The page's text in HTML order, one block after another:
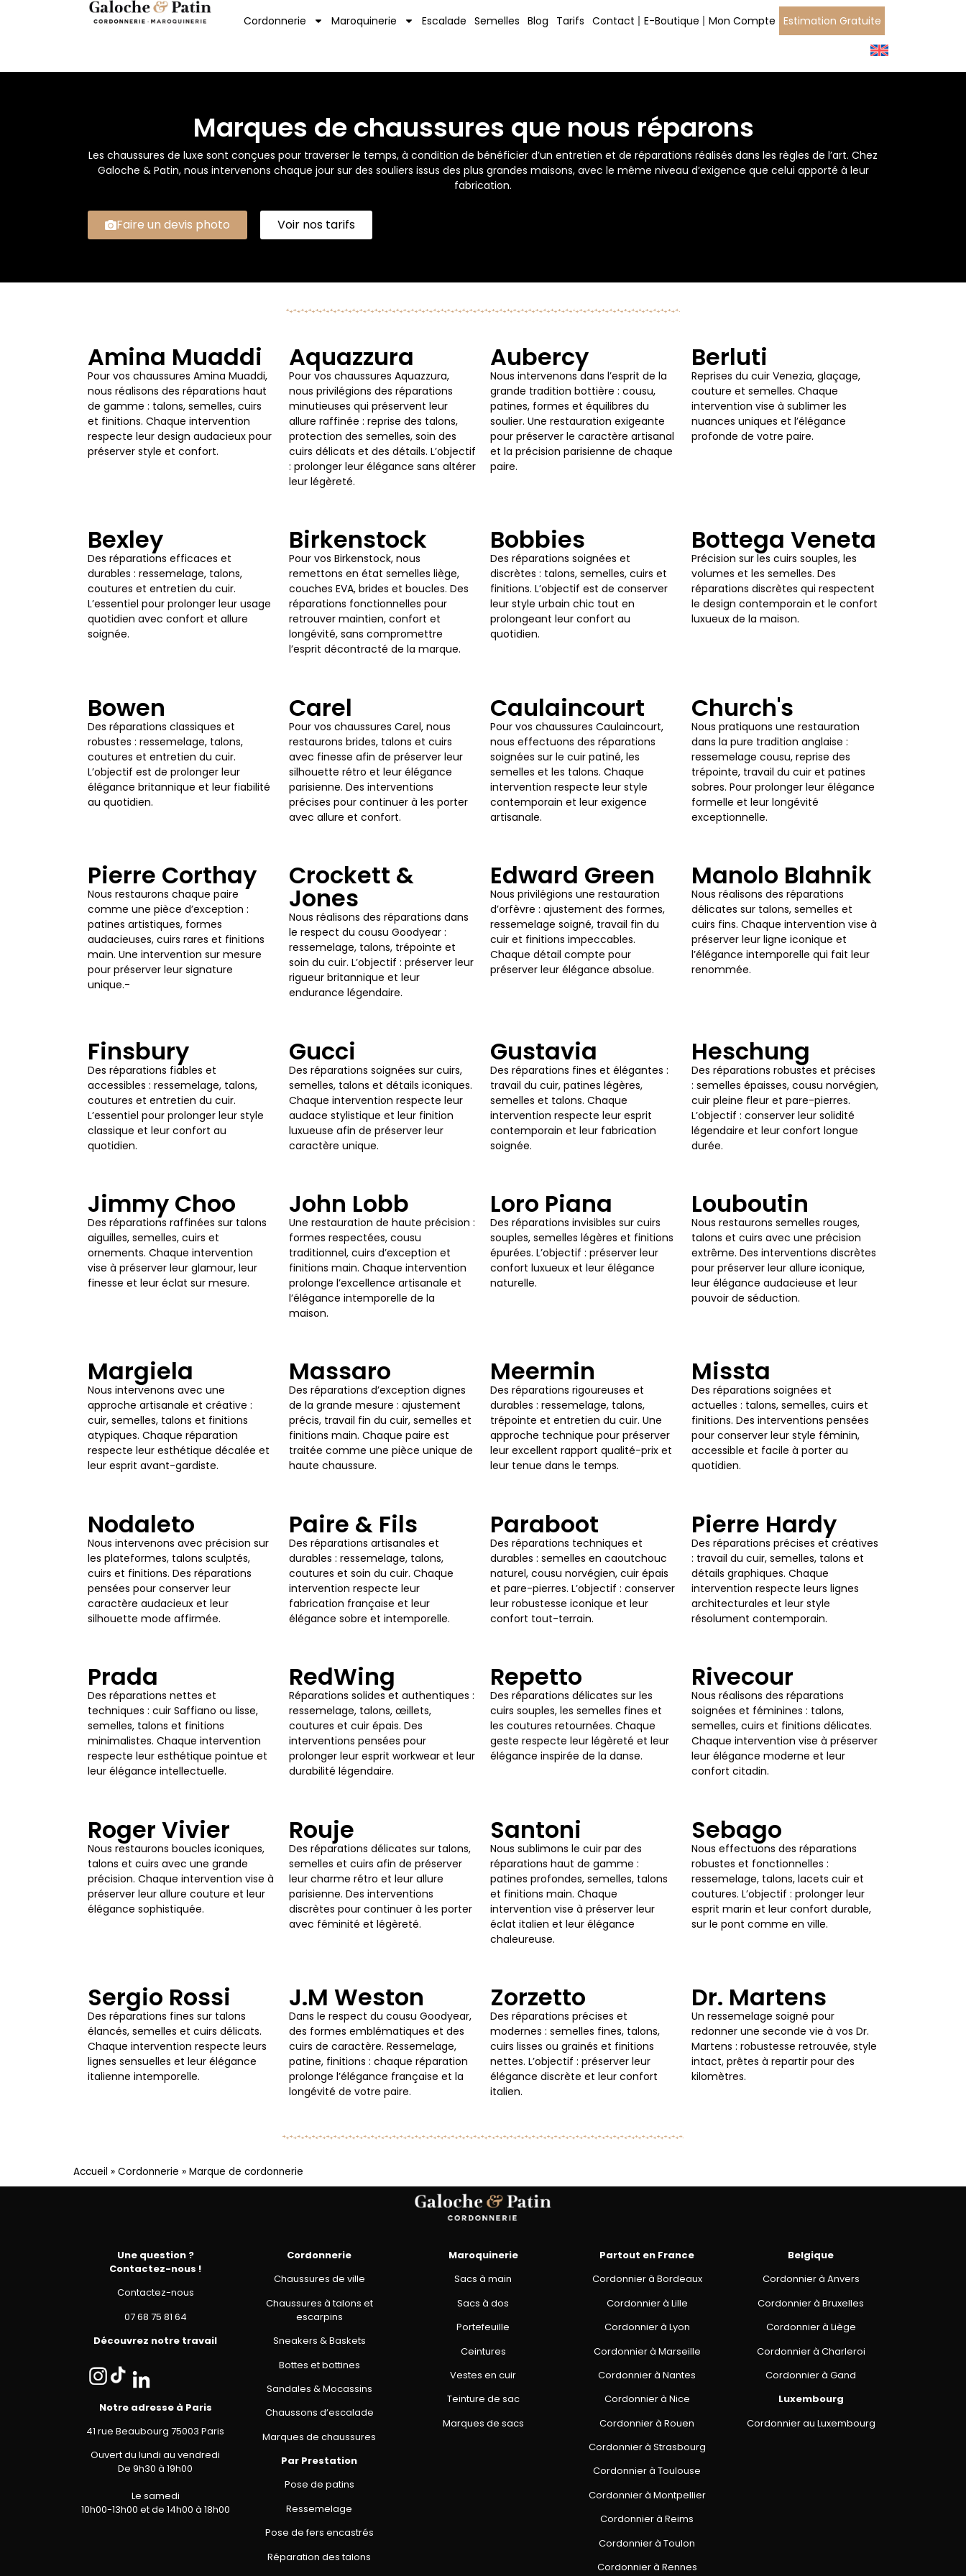
Cordonnerie Maroquinerie Escalade Semelles Blog Tarifs Contact E-Boutique Mon Compte Estimation Gratuite
Marques de chaussures que nous réparons
Les chaussures de luxe sont conçues pour traverser le temps, à condition de bénéficier d’un entretien et de réparations réalisés dans les règles de l’art. Chez
Galoche & Patin, nous intervenons chaque jour sur des souliers issus des plus grandes maisons, avec le même niveau d’exigence que celui apporté à leur
fabrication.
Faire un devis photo Voir nos tarifs
Amina Muaddi
Pour vos chaussures Amina Muaddi,
nous réalisons des réparations haut
de gamme : talons, semelles, cuirs
et finitions. Chaque intervention
respecte leur design audacieux pour
préserver style et confort.
Aquazzura
Pour vos chaussures Aquazzura,
nous privilégions des réparations
minutieuses qui préservent leur
allure raffinée : reprise des talons,
protection des semelles, soin des
cuirs délicats et des détails. L’objectif
: prolonger leur élégance sans altérer
leur légèreté.
Aubercy
Nous intervenons dans l’esprit de la
grande tradition bottière : cousu,
patines, formes et équilibres du
soulier. Une restauration exigeante
pour préserver le caractère artisanal
et la précision parisienne de chaque
paire.
Berluti
Reprises du cuir Venezia, glaçage,
couture et semelles. Chaque
intervention vise à sublimer les
nuances uniques et l’élégance
profonde de votre paire.
Bexley
Des réparations efficaces et
durables : ressemelage, talons,
coutures et entretien du cuir.
L’essentiel pour prolonger leur usage
quotidien avec confort et allure
soignée.
Birkenstock
Pour vos Birkenstock, nous
remettons en état semelles liège,
couches EVA, brides et boucles. Des
réparations fonctionnelles pour
retrouver maintien, confort et
longévité, sans compromettre
l’esprit décontracté de la marque.
Bobbies
Des réparations soignées et
discrètes : talons, semelles, cuirs et
finitions. L’objectif est de conserver
leur style urbain chic tout en
prolongeant leur confort au
quotidien.
Bottega Veneta
Précision sur les cuirs souples, les
volumes et les semelles. Des
réparations discrètes qui respectent
le design contemporain et le confort
luxueux de la maison.
Bowen
Des réparations classiques et
robustes : ressemelage, talons,
coutures et entretien du cuir.
L’objectif est de prolonger leur
élégance britannique et leur fiabilité
au quotidien.
Carel
Pour vos chaussures Carel, nous
restaurons brides, talons et cuirs
avec finesse afin de préserver leur
silhouette rétro et leur élégance
parisienne. Des interventions
précises pour continuer à les porter
avec allure et confort.
Caulaincourt
Pour vos chaussures Caulaincourt,
nous effectuons des réparations
soignées sur le cuir patiné, les
semelles et les talons. Chaque
intervention respecte leur style
contemporain et leur exigence
artisanale.
Church's
Nous pratiquons une restauration
dans la pure tradition anglaise :
ressemelage cousu, reprise des
trépointe, travail du cuir et patines
sobres. Pour prolonger leur élégance
formelle et leur longévité
exceptionnelle.
Pierre Corthay
Nous restaurons chaque paire
comme une pièce d’exception :
patines artistiques, formes
audacieuses, cuirs rares et finitions
main. Une intervention sur mesure
pour préserver leur signature
unique.-
Crockett &
Jones
Nous réalisons des réparations dans
le respect du cousu Goodyear :
ressemelage, talons, trépointe et
soin du cuir. L’objectif : préserver leur
rigueur britannique et leur
endurance légendaire.
Edward Green
Nous privilégions une restauration
d’orfèvre : ajustement des formes,
ressemelage soigné, travail fin du
cuir et finitions impeccables.
Chaque détail compte pour
préserver leur élégance absolue.
Manolo Blahnik
Nous réalisons des réparations
délicates sur talons, semelles et
cuirs fins. Chaque intervention vise à
préserver leur ligne iconique et
l’élégance intemporelle qui fait leur
renommée.
Finsbury
Des réparations fiables et
accessibles : ressemelage, talons,
coutures et entretien du cuir.
L’essentiel pour prolonger leur style
classique et leur confort au
quotidien.
Gucci
Des réparations soignées sur cuirs,
semelles, talons et détails iconiques.
Chaque intervention respecte leur
audace stylistique et leur finition
luxueuse afin de préserver leur
caractère unique.
Gustavia
Des réparations fines et élégantes :
travail du cuir, patines légères,
semelles et talons. Chaque
intervention respecte leur esprit
contemporain et leur fabrication
soignée.
Heschung
Des réparations robustes et précises
: semelles épaisses, cousu norvégien,
cuir pleine fleur et pare-pierres.
L’objectif : conserver leur solidité
légendaire et leur confort longue
durée.
Jimmy Choo
Des réparations raffinées sur talons
aiguilles, semelles, cuirs et
ornements. Chaque intervention
vise à préserver leur glamour, leur
finesse et leur éclat sur mesure.
John Lobb
Une restauration de haute précision :
formes respectées, cousu
traditionnel, cuirs d’exception et
finitions main. Chaque intervention
prolonge l’excellence artisanale et
l’élégance intemporelle de la
maison.
Loro Piana
Des réparations invisibles sur cuirs
souples, semelles légères et finitions
épurées. L’objectif : préserver leur
confort luxueux et leur élégance
naturelle.
Louboutin
Nous restaurons semelles rouges,
talons et cuirs avec une précision
extrême. Des interventions discrètes
pour préserver leur allure iconique,
leur élégance audacieuse et leur
pouvoir de séduction.
Margiela
Nous intervenons avec une
approche artisanale et créative :
cuir, semelles, talons et finitions
atypiques. Chaque réparation
respecte leur esthétique décalée et
leur esprit avant-gardiste.
Massaro
Des réparations d’exception dignes
de la grande mesure : ajustement
précis, travail fin du cuir, semelles et
finitions main. Chaque paire est
traitée comme une pièce unique de
haute chaussure.
Meermin
Des réparations rigoureuses et
durables : ressemelage, talons,
trépointe et entretien du cuir. Une
approche technique pour préserver
leur excellent rapport qualité-prix et
leur tenue dans le temps.
Missta
Des réparations soignées et
actuelles : talons, semelles, cuirs et
finitions. Des interventions pensées
pour conserver leur style féminin,
accessible et facile à porter au
quotidien.
Nodaleto
Nous intervenons avec précision sur
les plateformes, talons sculptés,
cuirs et finitions. Des réparations
pensées pour conserver leur
caractère audacieux et leur
silhouette mode affirmée.
Paire & Fils
Des réparations artisanales et
durables : ressemelage, talons,
coutures et soin du cuir. Chaque
intervention respecte leur
fabrication française et leur
élégance sobre et intemporelle.
Paraboot
Des réparations techniques et
durables : semelles en caoutchouc
naturel, cousu norvégien, cuir épais
et pare-pierres. L’objectif : conserver
leur robustesse iconique et leur
confort tout-terrain.
Pierre Hardy
Des réparations précises et créatives
: travail du cuir, semelles, talons et
détails graphiques. Chaque
intervention respecte leurs lignes
architecturales et leur style
résolument contemporain.
Prada
Des réparations nettes et
techniques : cuir Saffiano ou lisse,
semelles, talons et finitions
minimalistes. Chaque intervention
respecte leur esthétique pointue et
leur élégance intellectuelle.
RedWing
Réparations solides et authentiques :
ressemelage, talons, œillets,
coutures et cuir épais. Des
interventions pensées pour
prolonger leur esprit workwear et leur
durabilité légendaire.
Repetto
Des réparations délicates sur les
cuirs souples, les semelles fines et
les coutures retournées. Chaque
geste respecte leur légèreté et leur
élégance inspirée de la danse.
Rivecour
Nous réalisons des réparations
soignées et féminines : talons,
semelles, cuirs et finitions délicates.
Chaque intervention vise à préserver
leur élégance moderne et leur
confort citadin.
Roger Vivier
Nous restaurons boucles iconiques,
talons et cuirs avec une grande
précision. Chaque intervention vise à
préserver leur allure couture et leur
élégance sophistiquée.
Rouje
Des réparations délicates sur talons,
semelles et cuirs afin de préserver
leur charme rétro et leur allure
parisienne. Des interventions
discrètes pour continuer à les porter
avec féminité et légèreté.
Santoni
Nous sublimons le cuir par des
réparations haut de gamme :
patines profondes, semelles, talons
et finitions main. Chaque
intervention vise à préserver leur
éclat italien et leur élégance
chaleureuse.
Sebago
Nous effectuons des réparations
robustes et fonctionnelles :
ressemelage, talons, lacets cuir et
coutures. L’objectif : prolonger leur
esprit marin et leur confort durable,
sur le pont comme en ville.
Sergio Rossi
Des réparations fines sur talons
élancés, semelles et cuirs délicats.
Chaque intervention respecte leurs
lignes sensuelles et leur élégance
italienne intemporelle.
J.M Weston
Dans le respect du cousu Goodyear,
des formes emblématiques et des
cuirs de caractère. Ressemelage,
patine, finitions : chaque réparation
prolonge l’élégance française et la
longévité de votre paire.
Zorzetto
Des réparations précises et
modernes : semelles fines, talons,
cuirs lisses ou grainés et finitions
nettes. L’objectif : préserver leur
élégance discrète et leur confort
italien.
Dr. Martens
Un ressemelage soigné pour
redonner une seconde vie à vos Dr.
Martens : robustesse retrouvée, style
intact, prêtes à repartir pour des
kilomètres.
Accueil » Cordonnerie » Marque de cordonnerie
Une question ?
Contactez-nous !
Contactez-nous
07 68 75 81 64
Découvrez notre travail
Notre adresse à Paris
41 rue Beaubourg 75003 Paris
Ouvert du lundi au vendredi
De 9h30 à 19h00
Le samedi
10h00-13h00 et de 14h00 à 18h00
Cordonnerie
Chaussures de ville
Chaussures à talons et
escarpins
Sneakers & Baskets
Bottes et bottines
Sandales & Mocassins
Chaussons d’escalade
Marques de chaussures
Par Prestation
Pose de patins
Ressemelage
Pose de fers encastrés
Réparation des talons
Maroquinerie
Sacs à main
Sacs à dos
Portefeuille
Ceintures
Vestes en cuir
Teinture de sac
Marques de sacs
Partout en France
Cordonnier à Bordeaux
Cordonnier à Lille
Cordonnier à Lyon
Cordonnier à Marseille
Cordonnier à Nantes
Cordonnier à Nice
Cordonnier à Rouen
Cordonnier à Strasbourg
Cordonnier à Toulouse
Cordonnier à Montpellier
Cordonnier à Reims
Cordonnier à Toulon
Cordonnier à Rennes
Belgique
Cordonnier à Anvers
Cordonnier à Bruxelles
Cordonnier à Liège
Cordonnier à Charleroi
Cordonnier à Gand
Luxembourg
Cordonnier au Luxembourg